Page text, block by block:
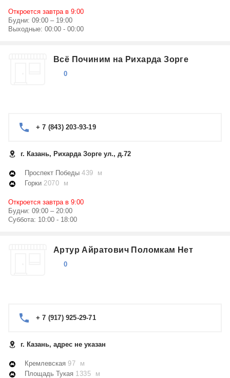
Откроется завтра в 9:00
Будни: 09:00 – 19:00
Выходные: 00:00 - 00:00
Всё Починим на Рихарда Зорге
0
+ 7 (843) 203-93-19
г. Казань, Рихарда Зорге ул., д.72
Проспект Победы 439 м
Горки 2070 м
Откроется завтра в 9:00
Будни: 09:00 – 20:00
Суббота: 10:00 - 18:00
Артур Айратович Поломкам Нет
0
+ 7 (917) 925-29-71
г. Казань, адрес не указан
Кремлевская 97 м
Площадь Тукая 1335 м